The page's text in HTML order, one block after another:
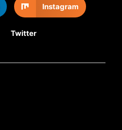
Instagram
Twitter